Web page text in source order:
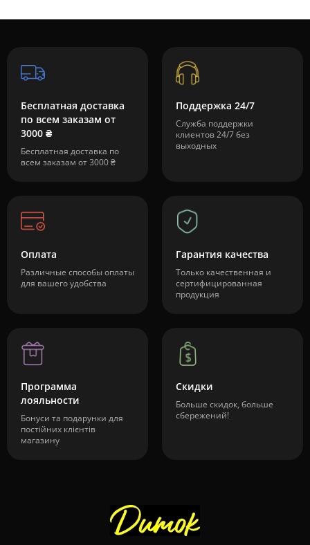
Бесплатная доставка
по всем заказам от
3000 ₴
Бесплатная доставка по
всем заказам от 3000 ₴
Поддержка 24/7
Служба поддержки
клиентов 24/7 без
выходных
Оплата
Различные способы оплаты
для вашего удобства
Гарантия качества
Только качественная и
сертифицированная
продукция
Программа
лояльности
Бонуси та подарунки для
постійних клієнтів
магазину
Скидки
Больше скидок, больше
сбережений!